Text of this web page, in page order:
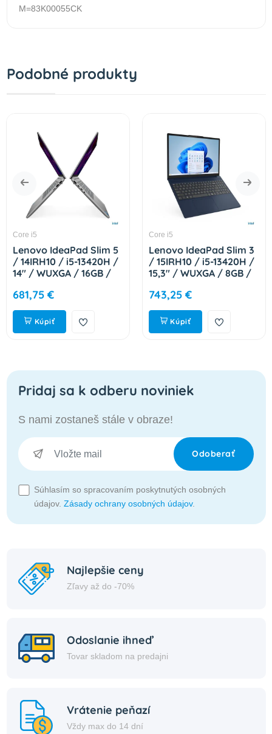
M=83K00055CK
Podobné produkty
Core i5
Lenovo IdeaPad Slim 5
/ 14IRH10 / i5-13420H /
14" / WUXGA / 16GB /
/ Gray / 2R
83HR0061CK
681,75 €
Kúpiť
Core i5
Lenovo IdeaPad Slim 3
/ 15IRH10 / i5-13420H /
15,3" / WUXGA / 8GB /
OS / Cosmic Blue / 2R
83K101JUCK
743,25 €
Kúpiť
Pridaj sa k odberu noviniek
S nami zostaneš stále v obraze!
Odoberať
Súhlasím so spracovaním poskytnutých osobných
údajov. Zásady ochrany osobných údajov.
Najlepšie ceny
Zľavy až do -70%
Odoslanie ihneď
Tovar skladom na predajni
Vrátenie peňazí
Vždy max do 14 dní